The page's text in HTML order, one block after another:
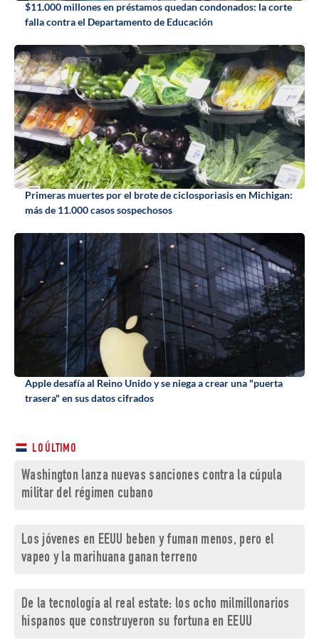
$11.000 millones en préstamos quedan condonados: la corte
falla contra el Departamento de Educación
Primeras muertes por el brote de ciclosporiasis en Michigan:
más de 11.000 casos sospechosos
Apple desafía al Reino Unido y se niega a crear una "puerta
trasera" en sus datos cifrados
LO ÚLTIMO
Washington lanza nuevas sanciones contra la cúpula
militar del régimen cubano
Los jóvenes en EEUU beben y fuman menos, pero el
vapeo y la marihuana ganan terreno
De la tecnología al real estate: los ocho milmillonarios
hispanos que construyeron su fortuna en EEUU